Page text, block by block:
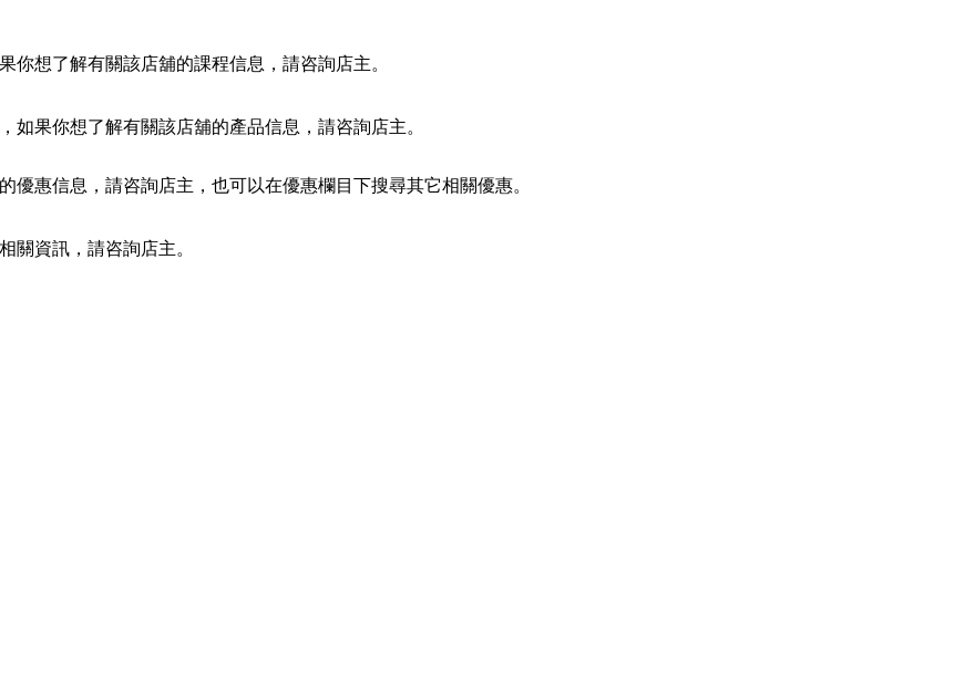
想了解有關該店舖的課程信息，請咨詢店主。
果你想了解有關該店舖的產品信息，請咨詢店主。
惠信息，請咨詢店主，也可以在優惠欄目下搜尋其它相關優惠。
關資訊，請咨詢店主。